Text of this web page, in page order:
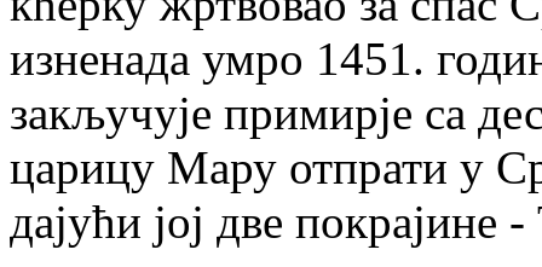
изненада умро 1451.
закључује примирје са
царицу Мару отпрати у
дајући јој две